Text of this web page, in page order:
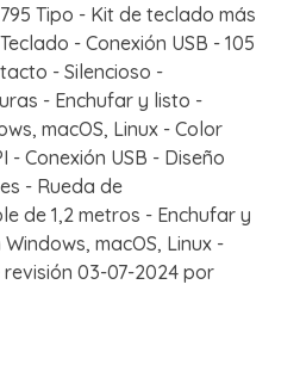
Tipo - Kit de teclado más
- Conexión USB - 105
- Silencioso -
- Enchufar y listo -
macOS, Linux - Color
Conexión USB - Diseño
- Rueda de
de 1,2 metros - Enchufar y
macOS, Linux -
03-07-2024 por